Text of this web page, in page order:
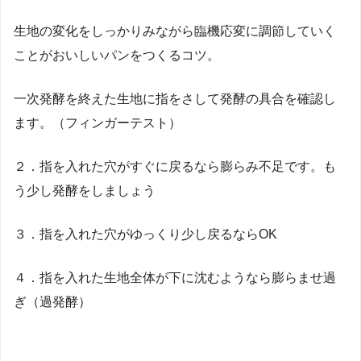
生地の変化をしっかりみながら臨機応変に調節していく
ことがおいしいパンをつくるコツ。
一次発酵を終えた生地に指をさして発酵の具合を確認し
ます。（フィンガーテスト）
２．指を入れた穴がすぐに戻るなら膨らみ不足です。も
う少し発酵をしましょう
３．指を入れた穴がゆっくり少し戻るならOK
４．指を入れた生地全体が下に沈むようなら膨らませ過
ぎ（過発酵）